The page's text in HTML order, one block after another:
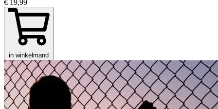
€ 19,99
in winkelmand